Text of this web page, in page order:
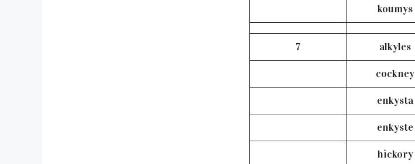
koumys
7 alkyles
cockney
enkysta
enkyste
hickory